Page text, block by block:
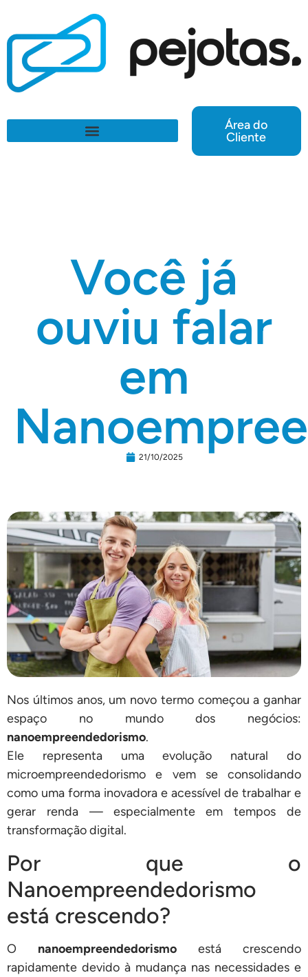
Área do
Cliente
Você já
ouviu falar
em
21/10/2025
Nos últimos anos, um novo termo começou a ganhar
espaço no mundo dos negócios:
nanoempreendedorismo.
Ele representa uma evolução natural do
microempreendedorismo e vem se consolidando
como uma forma inovadora e acessível de trabalhar e
gerar renda — especialmente em tempos de
transformação digital.
Por que o
Nanoempreendedorismo
está crescendo?
O nanoempreendedorismo está crescendo
rapidamente devido à mudança nas necessidades e